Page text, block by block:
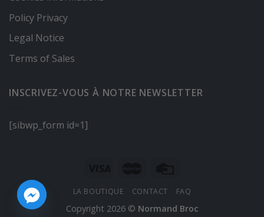
Policy Privacy
Legal Notice
Terms of Sales
INSCRIVEZ-VOUS À NOTRE NEWSLETTER
[sibwp_form id=1]
LA BOUTIQUE CONTACT FAQ
Copyright 2026 © Normand Broc